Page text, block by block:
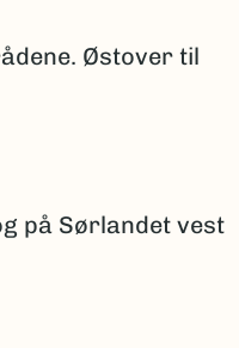
Østover til
på Sørlandet vest